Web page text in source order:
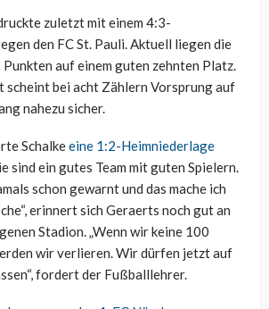
zuletzt mit einem 4:3-
den FC St. Pauli. Aktuell liegen die
auf einem guten zehnten Platz.
scheint bei acht Zählern Vorsprung auf
nahezu sicher.
Schalkeeine 1:2-Heimniederlage
sind ein gutes Team mit guten Spielern.
schon gewarnt und das mache ich
erinnert sich Geraerts noch gut an
Stadion. „Wenn wir keine 100
wir verlieren. Wir dürfen jetzt auf
fordert der Fußballlehrer.